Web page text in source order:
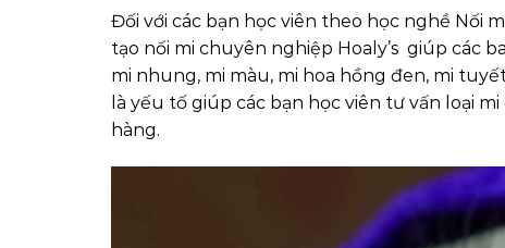
Đối với các bạn học viên theo học nghề Nối
tạo nối mi chuyên nghiệp Hoaly’s giúp các
mi nhung, mi màu, mi hoa hồng đen, mi
là yếu tố giúp các bạn học viên tư vấn loại
hàng.